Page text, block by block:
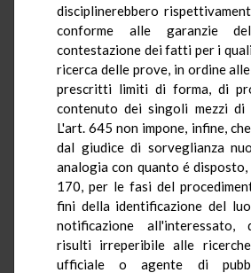
disciplinerebbero
conforme alle garanzie
contestazione dei fatti per i
ricerca delle prove, in ordine
prescritti limiti di forma, di
contenuto dei singoli mezzi di
L'art. 645 non impone, infine,
dal giudice di sorveglianza
analogia con quanto é
170, per le fasi del
fini della identificazione del
notificazione all'interessato,
risulti irreperibile alle
ufficiale o agente di